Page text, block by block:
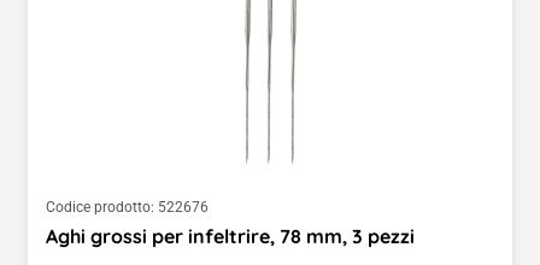
Codice prodotto: 522676
Aghi grossi per infeltrire, 78 mm, 3 pezzi